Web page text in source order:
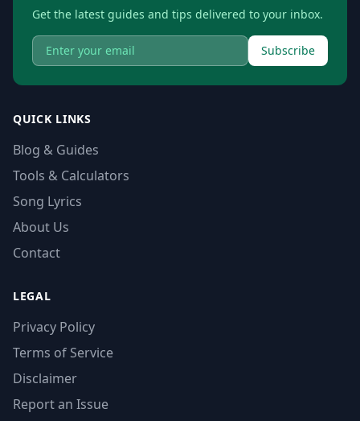
Get the latest guides and tips delivered to your inbox.
Subscribe
QUICK LINKS
Blog & Guides
Tools & Calculators
Song Lyrics
About Us
Contact
LEGAL
Privacy Policy
Terms of Service
Disclaimer
Report an Issue